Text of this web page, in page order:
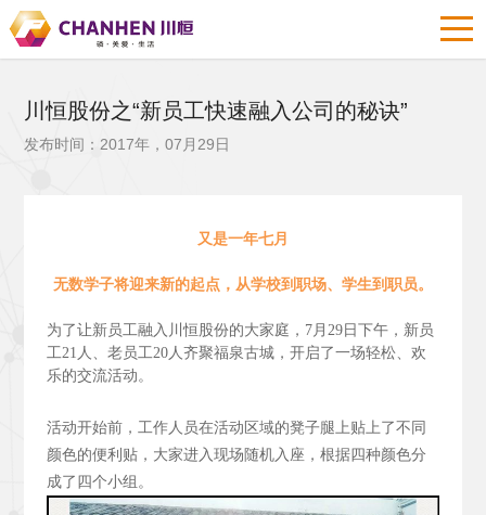
川恒股份之“新员工快速融入公司的秘诀”
发布时间：2017年，07月29日
又是一年七月
无数学子将迎来新的起点，从学校到职场、学生到职员。
为了让新员工融入川恒股份的大家庭，7月29日下午，新员
工21人、老员工20人齐聚福泉古城，开启了一场轻松、欢
乐的交流活动。
活动开始前，工作人员在活动区域的凳子腿上贴上了不同
颜色的便利贴，大家进入现场随机入座，根据四种颜色分
成了四个小组。